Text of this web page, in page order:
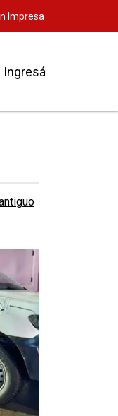
Impresa
Ingresá